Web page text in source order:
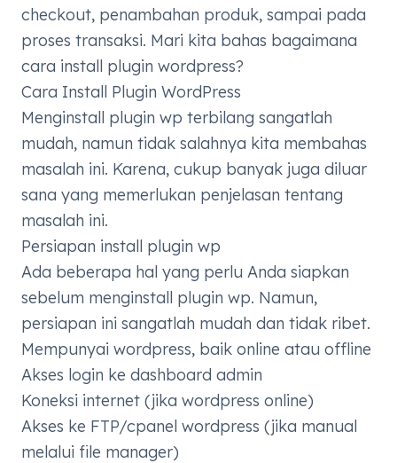
checkout, penambahan produk, sampai pada
proses transaksi. Mari kita bahas bagaimana
cara install plugin wordpress?
Cara Install Plugin WordPress
Menginstall plugin wp terbilang sangatlah
mudah, namun tidak salahnya kita membahas
masalah ini. Karena, cukup banyak juga diluar
sana yang memerlukan penjelasan tentang
masalah ini.
Persiapan install plugin wp
Ada beberapa hal yang perlu Anda siapkan
sebelum menginstall plugin wp. Namun,
persiapan ini sangatlah mudah dan tidak ribet.
Mempunyai wordpress, baik online atau offline
Akses login ke dashboard admin
Koneksi internet (jika wordpress online)
Akses ke FTP/cpanel wordpress (jika manual
melalui file manager)